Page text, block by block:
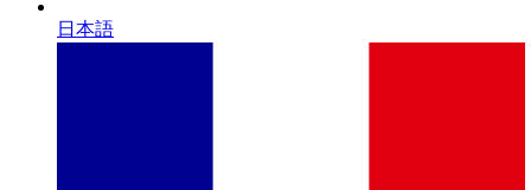
日本語